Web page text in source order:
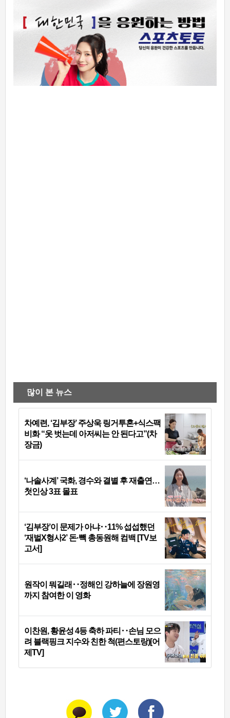
많이 본 뉴스
차예련, ‘김부장’ 주상욱 링거투혼+식스팩
비화 “옷 벗는데 아저씨는 안 된다고”(차
장금)
‘나솔사계’ 국화, 경수와 결별 후 재출연…
첫인상 3표 몰표
‘김부장’이 문제가 아냐‥11% 섭섭했던
‘재벌X형사2’ 돈·빽 총동원해 컴백 [TV보
고서]
원작이 뭐길래‥정해인 강하늘에 장원영
까지 참여한 이 영화
이찬원, 황윤성 4등 축하 파티‥손님 모으
려 블랙핑크 지수와 친한 척(편스토랑)[어
제TV]